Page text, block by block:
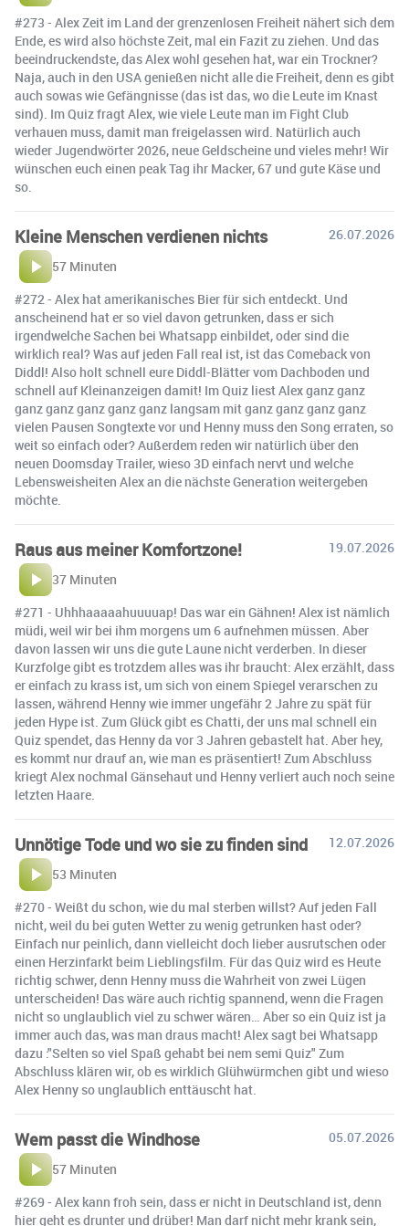
#273 - Alex Zeit im Land der grenzenlosen Freiheit nähert sich dem
Ende, es wird also höchste Zeit, mal ein Fazit zu ziehen. Und das
beeindruckendste, das Alex wohl gesehen hat, war ein Trockner?
Naja, auch in den USA genießen nicht alle die Freiheit, denn es gibt
auch sowas wie Gefängnisse (das ist das, wo die Leute im Knast
sind). Im Quiz fragt Alex, wie viele Leute man im Fight Club
verhauen muss, damit man freigelassen wird. Natürlich auch
wieder Jugendwörter 2026, neue Geldscheine und vieles mehr! Wir
wünschen euch einen peak Tag ihr Macker, 67 und gute Käse und
so.
Kleine Menschen verdienen nichts
26.07.2026
57 Minuten
#272 - Alex hat amerikanisches Bier für sich entdeckt. Und
anscheinend hat er so viel davon getrunken, dass er sich
irgendwelche Sachen bei Whatsapp einbildet, oder sind die
wirklich real? Was auf jeden Fall real ist, ist das Comeback von
Diddl! Also holt schnell eure Diddl-Blätter vom Dachboden und
schnell auf Kleinanzeigen damit! Im Quiz liest Alex ganz ganz
ganz ganz ganz ganz ganz langsam mit ganz ganz ganz ganz
vielen Pausen Songtexte vor und Henny muss den Song erraten, so
weit so einfach oder? Außerdem reden wir natürlich über den
neuen Doomsday Trailer, wieso 3D einfach nervt und welche
Lebensweisheiten Alex an die nächste Generation weitergeben
möchte.
Raus aus meiner Komfortzone!
19.07.2026
37 Minuten
#271 - Uhhhaaaaahuuuuap! Das war ein Gähnen! Alex ist nämlich
müdi, weil wir bei ihm morgens um 6 aufnehmen müssen. Aber
davon lassen wir uns die gute Laune nicht verderben. In dieser
Kurzfolge gibt es trotzdem alles was ihr braucht: Alex erzählt, dass
er einfach zu krass ist, um sich von einem Spiegel verarschen zu
lassen, während Henny wie immer ungefähr 2 Jahre zu spät für
jeden Hype ist. Zum Glück gibt es Chatti, der uns mal schnell ein
Quiz spendet, das Henny da vor 3 Jahren gebastelt hat. Aber hey,
es kommt nur drauf an, wie man es präsentiert! Zum Abschluss
kriegt Alex nochmal Gänsehaut und Henny verliert auch noch seine
letzten Haare.
Unnötige Tode und wo sie zu finden sind
12.07.2026
53 Minuten
#270 - Weißt du schon, wie du mal sterben willst? Auf jeden Fall
nicht, weil du bei guten Wetter zu wenig getrunken hast oder?
Einfach nur peinlich, dann vielleicht doch lieber ausrutschen oder
einen Herzinfarkt beim Lieblingsfilm. Für das Quiz wird es Heute
richtig schwer, denn Henny muss die Wahrheit von zwei Lügen
unterscheiden! Das wäre auch richtig spannend, wenn die Fragen
nicht so unglaublich viel zu schwer wären… Aber so ein Quiz ist ja
immer auch das, was man draus macht! Alex sagt bei Whatsapp
dazu :"Selten so viel Spaß gehabt bei nem semi Quiz" Zum
Abschluss klären wir, ob es wirklich Glühwürmchen gibt und wieso
Alex Henny so unglaublich enttäuscht hat.
Wem passt die Windhose
05.07.2026
57 Minuten
#269 - Alex kann froh sein, dass er nicht in Deutschland ist, denn
hier geht es drunter und drüber! Man darf nicht mehr krank sein,